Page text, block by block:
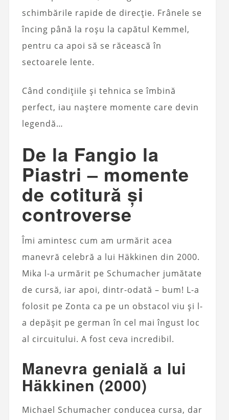
schimbările rapide de direcție. Frânele se
încing până la roșu la capătul Kemmel,
pentru ca apoi să se răcească în
sectoarele lente.
Când condițiile și tehnica se îmbină
perfect, iau naștere momente care devin
legendă…
De la Fangio la
Piastri – momente
de cotitură și
controverse
Îmi amintesc cum am urmărit acea
manevră celebră a lui Häkkinen din 2000.
Mika l-a urmărit pe Schumacher jumătate
de cursă, iar apoi, dintr-odată – bum! L-a
folosit pe Zonta ca pe un obstacol viu și l-
a depășit pe german în cel mai îngust loc
al circuitului. A fost ceva incredibil.
Manevra genială a lui
Häkkinen (2000)
Michael Schumacher conducea cursa, dar